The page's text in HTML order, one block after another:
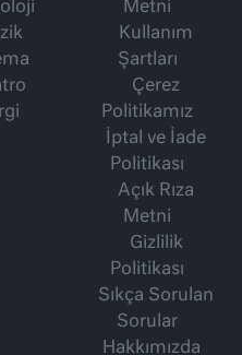
Metni
Kullanım
Şartları
Çerez
Politikamız
İptal ve İade
Politikası
Açık Rıza
Metni
Gizlilik
Politikası
Sıkça Sorulan
Sorular
Hakkımızda